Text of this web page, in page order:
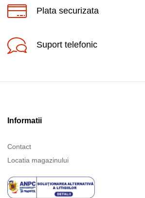
Plata securizata
Suport telefonic
Informatii
Contact
Locatia magazinului